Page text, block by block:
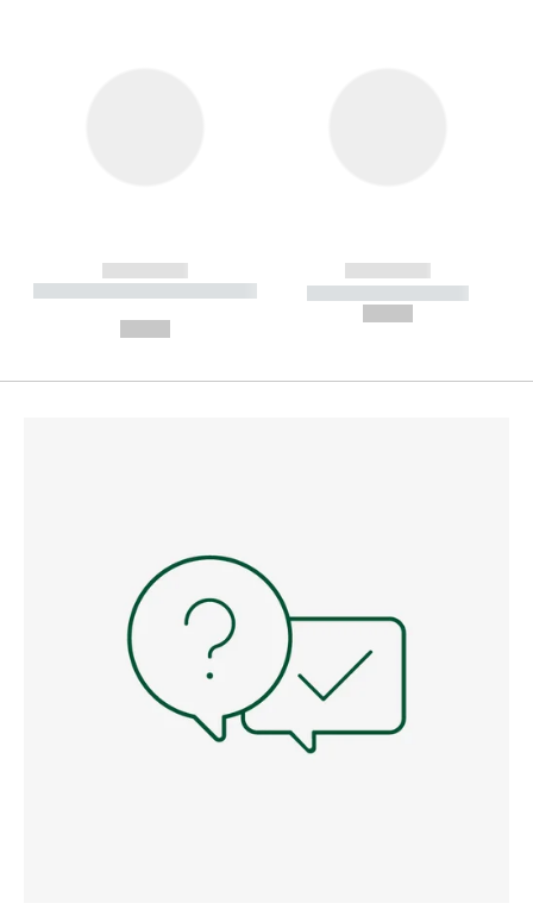
------------
----------- ----------- --------
------------
----------- -----------